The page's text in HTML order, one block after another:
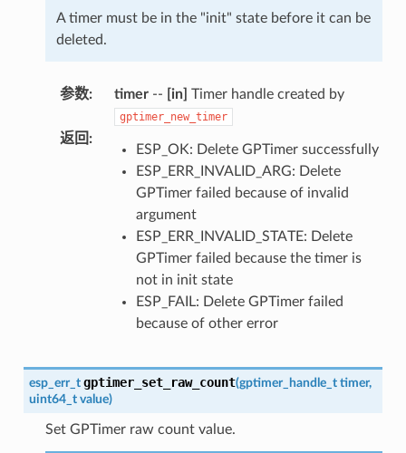
A timer must be in the "init" state before it can be
deleted.
参数: timer-- [in] Timer handle created by
gptimer_new_timer
返回:
ESP_OK: Delete GPTimer successfully
ESP_ERR_INVALID_ARG: Delete
GPTimer failed because of invalid
argument
ESP_ERR_INVALID_STATE: Delete
GPTimer failed because the timer is
not in init state
ESP_FAIL: Delete GPTimer failed
because of other error
esp_err_t gptimer_set_raw_count(gptimer_handle_t timer,
uint64_t value)
Set GPTimer raw count value.